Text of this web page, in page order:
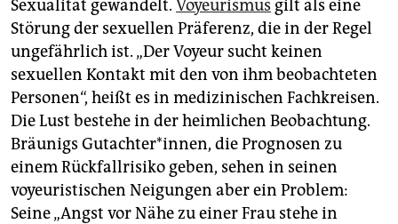
Sexualität gewandelt. Voyeurismus gilt als eine
Störung der sexuellen Präferenz, die in der Regel
ungefährlich ist. „Der Voyeur sucht keinen
sexuellen Kontakt mit den von ihm beobachteten
Personen“, heißt es in medizinischen Fachkreisen.
Die Lust bestehe in der heimlichen Beobach­tung.
Bräunigs Gutachter*innen, die Prognosen zu
einem Rückfallrisiko geben, sehen in seinen
voyeuristischen Neigungen aber ein Problem:
Seine „Angst vor Nähe zu einer Frau stehe in